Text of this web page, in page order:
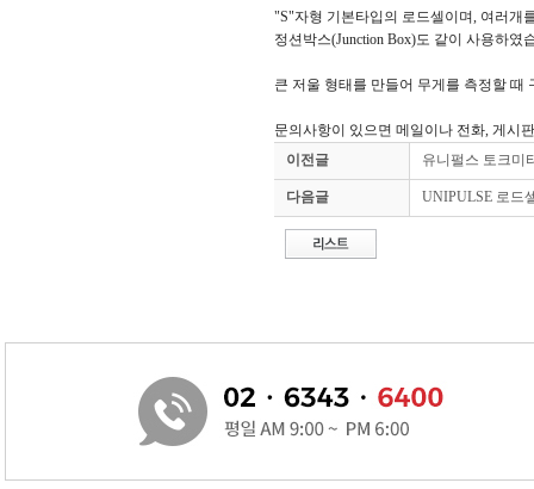
"S"자형 기본타입의 로드셀이며, 여러개
정션박스(Junction Box)도 같이 사용하였
큰 저울 형태를 만들어 무게를 측정할 때
문의사항이 있으면 메일이나 전화, 게시
이전글
유니펄스 토크미
다음글 UNIPULSE 로드